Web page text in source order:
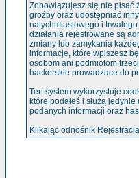
Zobowiązujesz się nie pisać
groźby oraz udostępniać
natychmiastowego i
działania rejestrowane są
zmiany lub zamykania
informacje, które wpiszesz
osobom ani podmiotom
hackerskie prowadzące do
Ten system wykorzystuje
które podałeś i służą
podanych informacji oraz
Klikając odnośnik